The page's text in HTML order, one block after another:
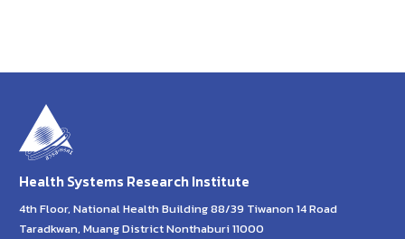
Health Systems Research Institute
4th Floor, National Health Building 88/39 Tiwanon 14 Road
Taradkwan, Muang District Nonthaburi 11000